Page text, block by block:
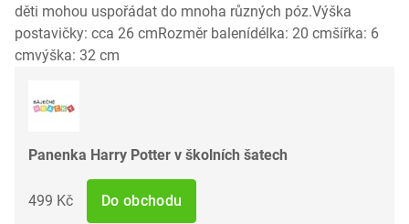
děti mohou uspořádat do mnoha různých póz.Výška
postavičky: cca 26 cmRozměr balenídélka: 20 cmšířka: 6
cmvýška: 32 cm
Panenka Harry Potter v školních šatech
499 Kč Do obchodu